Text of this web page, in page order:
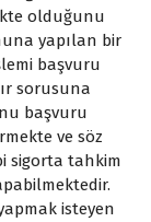
olduğunu
yapılan bir
başvuru
sorusuna
başvuru
ve söz
sigorta tahkim
isteyen